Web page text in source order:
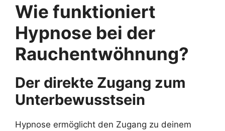
Wie funktioniert
Hypnose bei der
Rauchentwöhnung?
Der direkte Zugang zum
Unterbewusstsein
Hypnose ermöglicht den Zugang zu deinem